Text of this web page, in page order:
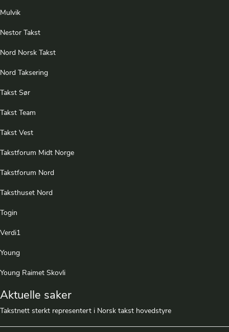
Mulvik
Nestor Takst
Nord Norsk Takst
Nord Taksering
Takst Sør
Takst Team
Takst Vest
Takstforum Midt Norge
Takstforum Nord
Taksthuset Nord
Togin
Verdi1
Young
Young Raimet Skovli
Aktuelle saker
Takstnett sterkt representert i Norsk takst hovedstyre